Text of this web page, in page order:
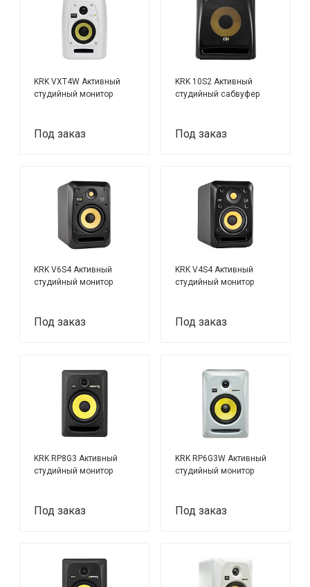
KRK VXT4W Активный
студийный монитор
Под заказ
KRK 10S2 Активный
студийный сабвуфер
Под заказ
KRK V6S4 Активный
студийный монитор
Под заказ
KRK V4S4 Активный
студийный монитор
Под заказ
KRK RP8G3 Активный
студийный монитор
Под заказ
KRK RP6G3W Активный
студийный монитор
Под заказ